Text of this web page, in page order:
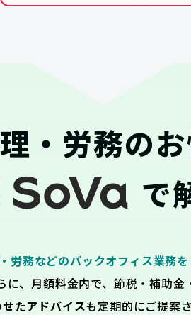
・労務の
で
・労務などのバックオフィス業務
に、月額料金内で、節税・補助
たアドバイスも定期的にご提案